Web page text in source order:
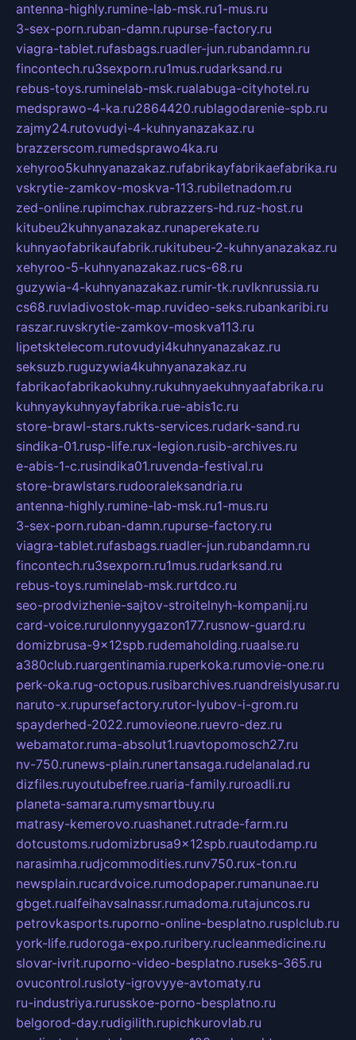
antenna-highly.rumine-lab-msk.ru1-mus.ru
3-sex-porn.ruban-damn.rupurse-factory.ru
viagra-tablet.rufasbags.ruadler-jun.rubandamn.ru
fincontech.ru3sexporn.ru1mus.rudarksand.ru
rebus-toys.ruminelab-msk.rualabuga-cityhotel.ru
medsprawo-4-ka.ru2864420.rublagodarenie-spb.ru
zajmy24.rutovudyi-4-kuhnyanazakaz.ru
brazzerscom.rumedsprawo4ka.ru
xehyroo5kuhnyanazakaz.rufabrikayfabrikaefabrika.ru
vskrytie-zamkov-moskva-113.rubiletnadom.ru
zed-online.rupimchax.rubrazzers-hd.ruz-host.ru
kitubeu2kuhnyanazakaz.runaperekate.ru
kuhnyaofabrikaufabrik.rukitubeu-2-kuhnyanazakaz.ru
xehyroo-5-kuhnyanazakaz.rucs-68.ru
guzywia-4-kuhnyanazakaz.rumir-tk.ruvlknrussia.ru
cs68.ruvladivostok-map.ruvideo-seks.rubankaribi.ru
raszar.ruvskrytie-zamkov-moskva113.ru
lipetsktelecom.rutovudyi4kuhnyanazakaz.ru
seksuzb.ruguzywia4kuhnyanazakaz.ru
fabrikaofabrikaokuhny.rukuhnyaekuhnyaafabrika.ru
kuhnyaykuhnyayfabrika.rue-abis1c.ru
store-brawl-stars.rukts-services.rudark-sand.ru
sindika-01.rusp-life.rux-legion.rusib-archives.ru
e-abis-1-c.rusindika01.ruvenda-festival.ru
store-brawlstars.rudooraleksandria.ru
antenna-highly.rumine-lab-msk.ru1-mus.ru
3-sex-porn.ruban-damn.rupurse-factory.ru
viagra-tablet.rufasbags.ruadler-jun.rubandamn.ru
fincontech.ru3sexporn.ru1mus.rudarksand.ru
rebus-toys.ruminelab-msk.rurtdco.ru
seo-prodvizhenie-sajtov-stroitelnyh-kompanij.ru
card-voice.rurulonnyygazon177.rusnow-guard.ru
domizbrusa-9x12spb.rudemaholding.ruaalse.ru
a380club.ruargentinamia.ruperkoka.rumovie-one.ru
perk-oka.rug-octopus.rusibarchives.ruandreislyusar.ru
naruto-x.rupursefactory.rutor-lyubov-i-grom.ru
spayderhed-2022.rumovieone.ruevro-dez.ru
webamator.ruma-absolut1.ruavtopomosch27.ru
nv-750.runews-plain.runertansaga.rudelanalad.ru
dizfiles.ruyoutubefree.ruaria-family.ruroadli.ru
planeta-samara.rumysmartbuy.ru
matrasy-kemerovo.ruashanet.rutrade-farm.ru
dotcustoms.rudomizbrusa9x12spb.ruautodamp.ru
narasimha.rudjcommodities.runv750.rux-ton.ru
newsplain.rucardvoice.rumodopaper.rumanunae.ru
gbget.rualfeihavsalnassr.rumadoma.rutajuncos.ru
petrovkasports.ruporno-online-besplatno.rusplclub.ru
york-life.rudoroga-expo.ruribery.rucleanmedicine.ru
slovar-ivrit.ruporno-video-besplatno.ruseks-365.ru
ovucontrol.rusloty-igrovyye-avtomaty.ru
ru-industriya.rurusskoe-porno-besplatno.ru
belgorod-day.rudigilith.rupichkurovlab.ru